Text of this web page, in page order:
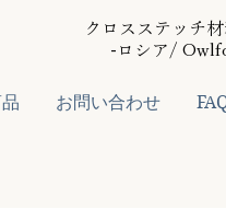
クロスステッチ
-ロシア/
お問い合わせ